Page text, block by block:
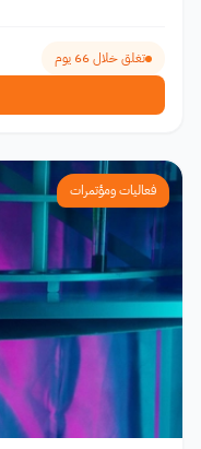
تغلق خلال 66 يوم
فعاليات ومؤتمرات